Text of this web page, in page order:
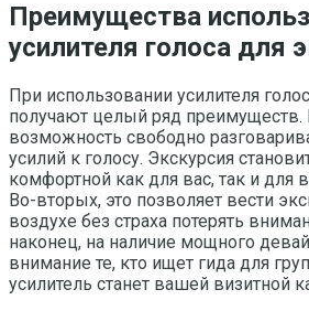
Преимущества
усилителя голоса для
При использовании усилителя
получают целый ряд преимуществ.
возможность свободно
усилий к голосу. Экскурсия
комфортной как для вас, так и для
Во-вторых, это позволяет вести
воздухе без страха потерять
наконец, на наличие мощного
внимание те, кто ищет гида для
усилитель станет вашей визитной